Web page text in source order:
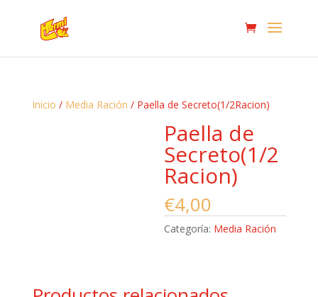
Inicio / Media Ración / Paella de Secreto(1/2Racion)
Paella de
Secreto(1/2
Racion)
€4,00
Categoría: Media Ración